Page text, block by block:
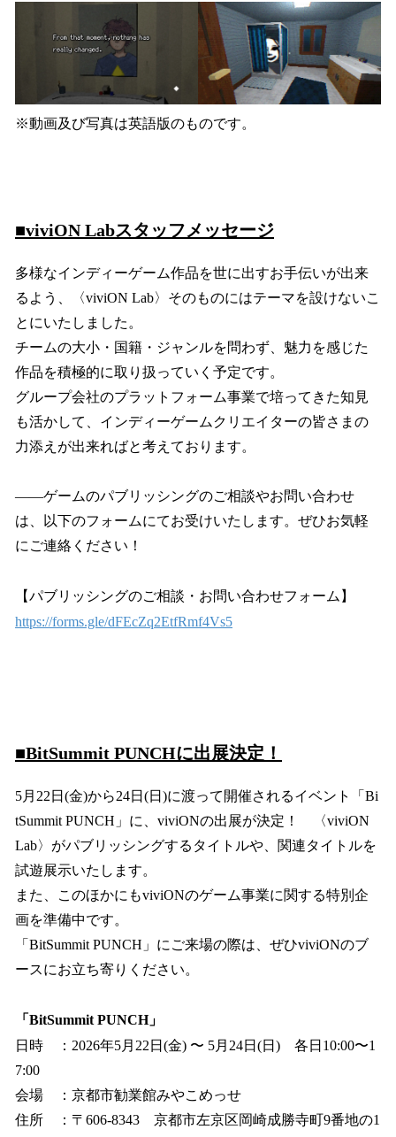
※動画及び写真は英語版のものです。
■viviON Labスタッフメッセージ
多様なインディーゲーム作品を世に出すお手伝いが出来
るよう、〈viviON Lab〉そのものにはテーマを設けないこ
とにいたしました。
チームの大小・国籍・ジャンルを問わず、魅力を感じた
作品を積極的に取り扱っていく予定です。
グループ会社のプラットフォーム事業で培ってきた知見
も活かして、インディーゲームクリエイターの皆さまの
力添えが出来ればと考えております。
――ゲームのパブリッシングのご相談やお問い合わせ
は、以下のフォームにてお受けいたします。ぜひお気軽
にご連絡ください！
【パブリッシングのご相談・お問い合わせフォーム】
https://forms.gle/dFEcZq2EtfRmf4Vs5
■BitSummit PUNCHに出展決定！
5月22日(金)から24日(日)に渡って開催されるイベント「Bi
tSummit PUNCH」に、viviONの出展が決定！ 〈viviON
Lab〉がパブリッシングするタイトルや、関連タイトルを
試遊展示いたします。
また、このほかにもviviONのゲーム事業に関する特別企
画を準備中です。
「BitSummit PUNCH」にご来場の際は、ぜひviviONのブ
ースにお立ち寄りください。
「BitSummit PUNCH」
日時 ：2026年5⽉22⽇(金) 〜 5⽉24⽇(日) 各⽇10:00〜1
7:00
会場 ：京都市勧業館みやこめっせ
住所 ：〒606-8343 京都市左京区岡崎成勝寺町9番地の1